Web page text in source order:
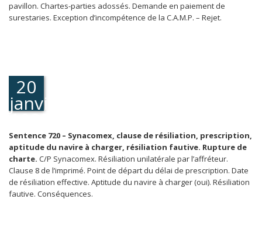
pavillon. Chartes-parties adossés. Demande en paiement de
surestaries. Exception d’incompétence de la C.A.M.P. – Rejet.
20
janvier
1989
Sentence 720 – Synacomex, clause de résiliation, prescription,
aptitude du navire à charger, résiliation fautive. Rupture de
charte. C/P Synacomex. Résiliation unilatérale par l’affréteur.
Clause 8 de l’imprimé. Point de départ du délai de prescription. Date
de résiliation effective. Aptitude du navire à charger (oui). Résiliation
fautive. Conséquences.